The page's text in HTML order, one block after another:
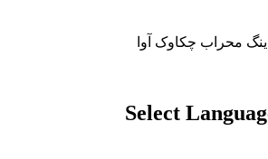
محراب چکاوک آوا